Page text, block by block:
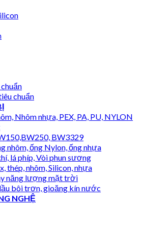
chuẩn
Nhôm nhựa, PEX, PA, PU, NYLON
BW3329
nhôm, ống Nylon, ống nhựa
lá phíp, Vòi phun sương
thép, nhôm, Silicon, nhựa
năng lượng mặt trời
bôi trơn, gioăng kín nước
NGHỆ